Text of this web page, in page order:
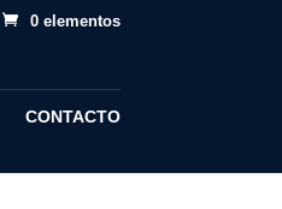
0 elementos
CONTACTO